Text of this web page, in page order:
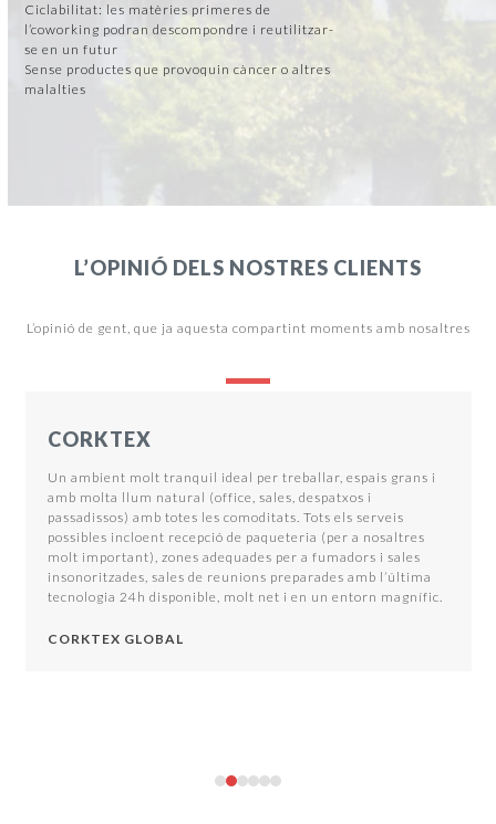
Ciclabilitat: les matèries primeres de
l’coworking podran descompondre i reutilitzar-
se en un futur
Sense productes que provoquin càncer o altres
malalties
L’OPINIÓ DELS NOSTRES CLIENTS
L’opinió de gent, que ja aquesta compartint moments amb nosaltres
right
arrow
keys
access
carousel
buttons
CORKTEX
Un ambient molt tranquil ideal per treballar, espais grans i
amb molta llum natural (office, sales, despatxos i
passadissos) amb totes les comoditats. Tots els serveis
possibles incloent recepció de paqueteria (per a nosaltres
molt important), zones adequades per a fumadors i sales
insonoritzades, sales de reunions preparades amb l’última
tecnologia 24h disponible, molt net i en un entorn magnífic.
CORKTEX GLOBAL